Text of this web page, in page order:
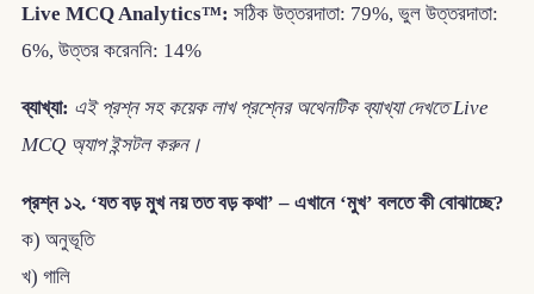
Live MCQ Analytics™: সঠিক উত্তরদাতা: 79%, ভুল উত্তরদাতা:
6%, উত্তর করেননি: 14%
ব্যাখ্যা: এই প্রশ্ন সহ কয়েক লাখ প্রশ্নের অথেনটিক ব্যাখ্যা দেখতে Live
MCQ অ্যাপ ইন্সটল করুন।
প্রশ্ন ১২. ‘যত বড় মুখ নয় তত বড় কথা’ – এখানে ‘মুখ’ বলতে কী বোঝাচ্ছে?
ক) অনুভূতি
খ) গালি